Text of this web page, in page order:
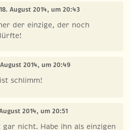
August 2014, um 20:43
der einzige, der noch
2014, um 20:49
schlimm!
2014, um 20:51
gar nicht. Habe ihn als einzigen